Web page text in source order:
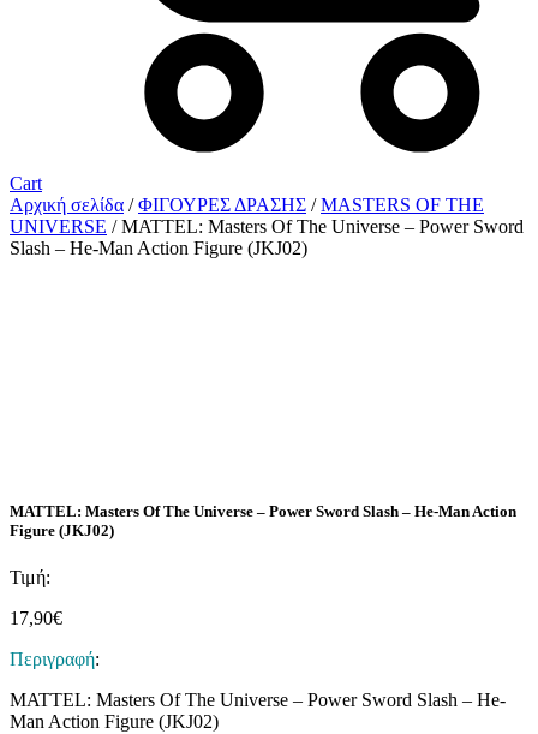
Cart
Αρχική σελίδα /ΦΙΓΟΥΡΕΣ ΔΡΑΣΗΣ /MASTERS OF THE
UNIVERSE / MATTEL: Masters Of The Universe – Power Sword
Slash – He-Man Action Figure (JKJ02)
MATTEL: Masters Of The Universe – Power Sword Slash – He-Man Action
Figure (JKJ02)
Τιμή:
17,90€
Περιγραφή:
MATTEL: Masters Of The Universe – Power Sword Slash – He-
Man Action Figure (JKJ02)